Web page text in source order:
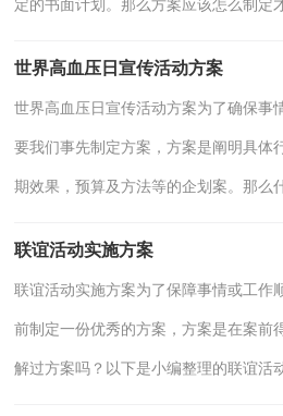
定的书面计划。那么方案应该怎么制定
世界高血压日宣传活动方案
世界高血压日宣传活动方案为了确保事
要我们事先制定方案，方案是阐明具体
期效果，预算及方法等的企划案。那么
联谊活动实施方案
联谊活动实施方案为了保障事情或工作
前制定一份优秀的方案，方案是在案前
解过方案吗？以下是小编整理的联谊活